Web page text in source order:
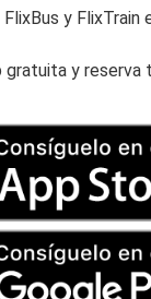
y FlixTrain
gratuita y reserva